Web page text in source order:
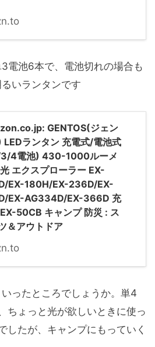
電池6本で、電池切れの場合も
いランタンです
GENTOS(ジェン
LEDランタン 充電式/電池式
4電池) 430-1000ルーメ
エクスプローラー EX-
EX-180H/EX-236D/EX-
EX-AG334D/EX-366D 充
50CB キャンプ 防災 : ス
＆アウトドア
ったところでしょうか。単4
ちょっと光が欲しいときに使っ
したが、キャンプにもっていく